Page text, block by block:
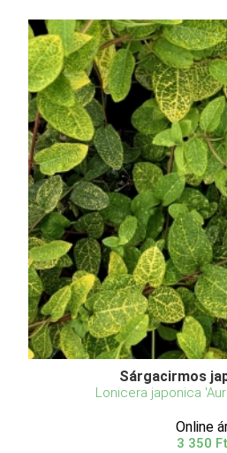
Sárgacirmos
Lonicera japonica
Online
3 350 Ft